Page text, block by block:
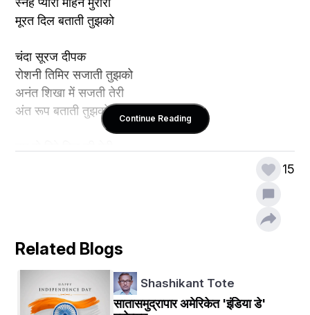
मूरत दिल बताती तुझको
चंदा सूरज दीपक
रोशनी तिमिर सजाती तुझको
अनंत शिखा में सजती तेरी
अंत रूप बताती तुझको
हिए रंग लिए
दुनिया भर में गाती तुझको
प्यार के चित्र उर में लिखती
मोती माणिक कहती तुझको
Continue Reading
15
Related Blogs
Shashikant Tote
सातासमुद्रापार अमेरिकेत 'इंडिया डे'